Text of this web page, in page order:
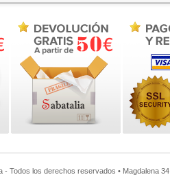
- Todos los derechos reservados • Magdalena 34